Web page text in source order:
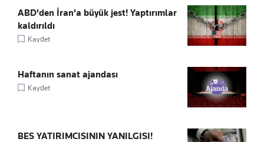
ABD'den İran'a büyük jest! Yaptırımlar
kaldırıldı
Kaydet
Haftanın sanat ajandası
Kaydet
BES YATIRIMCISININ YANILGISI!